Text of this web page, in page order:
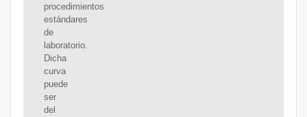
procedimientos
estándares
de
laboratorio.
Dicha
curva
puede
ser
del